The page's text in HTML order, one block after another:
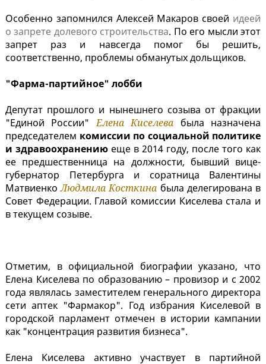
Особенно запомнился Алексей Макаров своей идеей
о запрете долевого строительства. По его мысли этот
запрет раз и навсегда помог бы решить,
соответственно, проблемы обманутых дольщиков.
"Фарма-партийное" лобби
Депутат прошлого и нынешнего созыва от фракции
"Единой России"Елена Киселева была назначена
председателем комиссии по социальной политике
и здравоохранению еще в 2014 году, после того как
ее предшественница на должности, бывший вице-
губернатор Петербурга и соратница Валентины
МатвиенкоЛюдмила Косткина была делегирована в
Совет Федерации. Главой комиссии Киселева стала и
в текущем созыве.
Отметим, в официальной биографии указано, что
Елена Киселева по образованию – провизор и с 2002
года являлась заместителем генерального директора
сети аптек "Фармакор". Год избрания Киселевой в
городской парламент отмечен в истории кампании
как "концентрация развития бизнеса".
Елена Киселева активно участвует в партийной